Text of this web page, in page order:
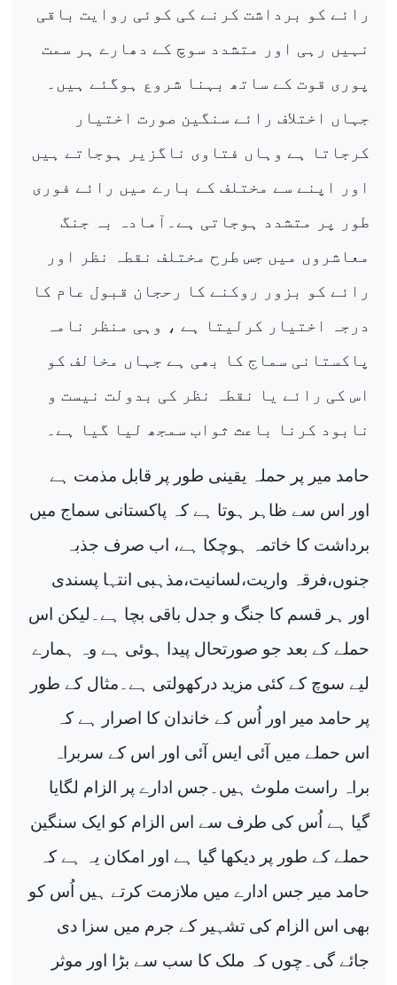
رائے کو برداشت کرنے کی کوئی روایت باقی
نہیں رہی اور متشدد سوچ کے دھارے ہر سمت
پوری قوت کے ساتھ بہنا شروع ہوگئے ہیں۔
جہاں اختلاف رائے سنگین صورت اختیار
کرجاتا ہے وہاں فتاوی ناگزیر ہوجاتے ہیں
اور اپنے سے مختلف کے بارے میں رائے فوری
طور پر متشدد ہوجاتی ہے۔آمادہ بہ جنگ
معاشروں میں جس طرح مختلف نقطہ نظر اور
رائے کو بزور روکنے کا رحجان قبول عام کا
درجہ اختیار کرلیتا ہے ، وہی منظر نامہ
پاکستانی سماج کا بھی ہے جہاں مخالف کو
اس کی رائے یا نقطہ نظر کی بدولت نیست و
نابود کرنا باعث ثواب سمجھ لیا گیا ہے۔
حامد میر پر حملہ یقینی طور پر قابل مذمت ہے
اور اس سے ظاہر ہوتا ہے کہ پاکستانی سماج میں
برداشت کا خاتمہ ہوچکا ہے، اب صرف جذبہ
جنوں،فرقہ واریت،لسانیت،مذہبی انتہا پسندی
اور ہر قسم کا جنگ و جدل باقی بچا ہے۔لیکن اس
حملے کے بعد جو صورتحال پیدا ہوئی ہے وہ ہمارے
لیے سوچ کے کئی مزید درکھولتی ہے۔مثال کے طور
پر حامد میر اور اُس کے خاندان کا اصرار ہے کہ
اس حملے میں آئی ایس آئی اور اس کے سربراہ
براہ راست ملوث ہیں۔جس ادارے پر الزام لگایا
گیا ہے اُس کی طرف سے اس الزام کو ایک سنگین
حملے کے طور پر دیکھا گیا ہے اور امکان یہ ہے کہ
حامد میر جس ادارے میں ملازمت کرتے ہیں اُس کو
بھی اس الزام کی تشہیر کے جرم میں سزا دی
جائے گی۔چوں کہ ملک کا سب سے بڑا اور موثر